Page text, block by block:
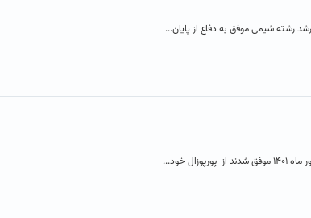
رشته شیمی موفق به دفاع از پایان...